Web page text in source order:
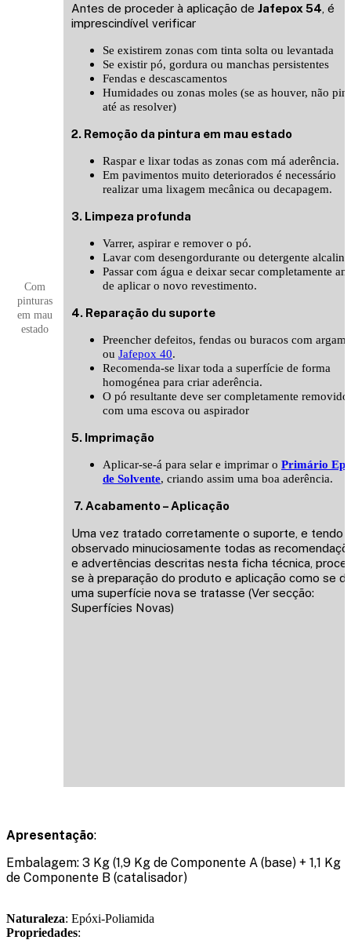
Com
pinturas
em mau
estado
Antes de proceder à aplicação de Jafepox 54 , é
imprescindível verificar
Se existirem zonas com tinta solta ou levantada
Se existir pó, gordura ou manchas persistentes
Fendas e descascamentos
Humidades ou zonas moles (se as houver, não
até as resolver)
2. Remoção da pintura em mau estado
Raspar e lixar todas as zonas com má aderência.
Em pavimentos muito deteriorados é necessário
realizar uma lixagem mecânica ou decapagem.
3. Limpeza profunda
Varrer, aspirar e remover o pó.
Lavar com desengordurante ou detergente
Passar com água e deixar secar completamente
de aplicar o novo revestimento.
4. Reparação du suporte
Preencher defeitos, fendas ou buracos com
ou Jafepox 40.
Recomenda-se lixar toda a superfície de forma
homogénea para criar aderência.
O pó resultante deve ser completamente removido
com uma escova ou aspirador
5. Imprimação
Aplicar-se-á para selar e imprimar o Primário
de Solvente, criando assim uma boa aderência.
7. Acabamento – Aplicação
Uma vez tratado corretamente o suporte, e tendo
observado minuciosamente todas as
e advertências descritas nesta ficha técnica,
se à preparação do produto e aplicação como se
uma superfície nova se tratasse (Ver secção:
Superfícies Novas)
Apresentação:
Embalagem: 3 Kg (1,9 Kg de Componente A (base) + 1,1 Kg
de Componente B (catalisador)
Naturaleza: Epóxi-Poliamida
Propriedades: